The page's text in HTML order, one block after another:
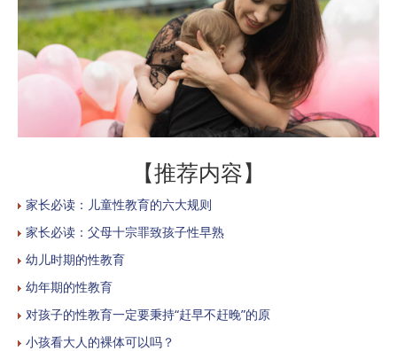
【推荐内容】
家长必读：儿童性教育的六大规则
家长必读：父母十宗罪致孩子性早熟
幼儿时期的性教育
幼年期的性教育
对孩子的性教育一定要秉持“赶早不赶晚”的原
小孩看大人的裸体可以吗？